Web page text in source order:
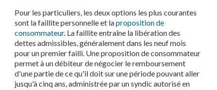
Pour les particuliers, les deux options les plus courantes
sont la faillite personnelle et laproposition de
consommateur. La faillite entraîne la libération des
dettes admissibles, généralement dans les neuf mois
pour un premier failli. Une proposition de consommateur
permet à un débiteur de négocier le remboursement
d'une partie de ce qu'il doit sur une période pouvant aller
jusqu'à cinq ans, administrée par un syndic autorisé en